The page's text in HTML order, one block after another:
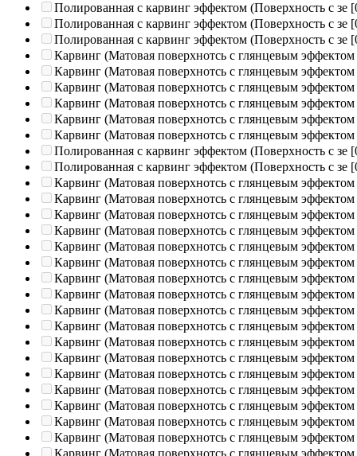
Полированная c карвинг эффектом (Поверхность с зе
Полированная c карвинг эффектом (Поверхность с зе
Полированная c карвинг эффектом (Поверхность с зе
Карвинг (Матовая поверхнотсь с глянцевым эффектом
Карвинг (Матовая поверхнотсь с глянцевым эффектом
Карвинг (Матовая поверхнотсь с глянцевым эффектом
Карвинг (Матовая поверхнотсь с глянцевым эффектом
Карвинг (Матовая поверхнотсь с глянцевым эффектом
Карвинг (Матовая поверхнотсь с глянцевым эффектом
Полированная c карвинг эффектом (Поверхность с зе
Полированная c карвинг эффектом (Поверхность с зе
Карвинг (Матовая поверхнотсь с глянцевым эффектом
Карвинг (Матовая поверхнотсь с глянцевым эффектом
Карвинг (Матовая поверхнотсь с глянцевым эффектом
Карвинг (Матовая поверхнотсь с глянцевым эффектом
Карвинг (Матовая поверхнотсь с глянцевым эффектом
Карвинг (Матовая поверхнотсь с глянцевым эффектом
Карвинг (Матовая поверхнотсь с глянцевым эффектом
Карвинг (Матовая поверхнотсь с глянцевым эффектом
Карвинг (Матовая поверхнотсь с глянцевым эффектом
Карвинг (Матовая поверхнотсь с глянцевым эффектом
Карвинг (Матовая поверхнотсь с глянцевым эффектом
Карвинг (Матовая поверхнотсь с глянцевым эффектом
Карвинг (Матовая поверхнотсь с глянцевым эффектом
Карвинг (Матовая поверхнотсь с глянцевым эффектом
Карвинг (Матовая поверхнотсь с глянцевым эффектом
Карвинг (Матовая поверхнотсь с глянцевым эффектом
Карвинг (Матовая поверхнотсь с глянцевым эффектом